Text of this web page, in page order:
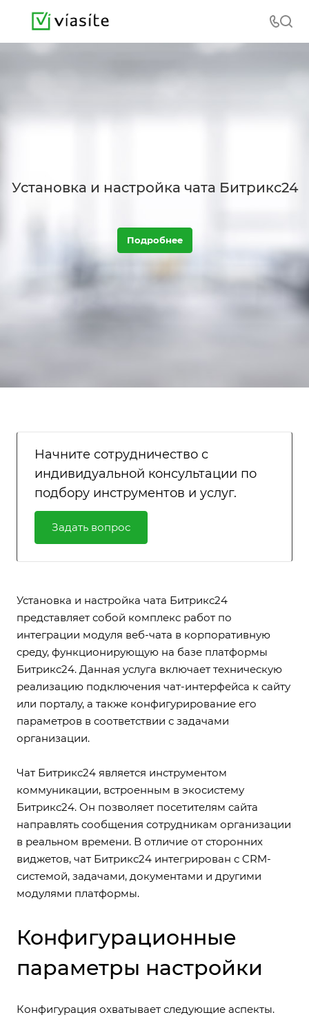
Установка и настройка чата Битрикс24
Подробнее
Начните сотрудничество с
индивидуальной консультации по
подбору инструментов и услуг.
Задать вопрос
Установка и настройка чата Битрикс24
представляет собой комплекс работ по
интеграции модуля веб-чата в корпоративную
среду, функционирующую на базе платформы
Битрикс24. Данная услуга включает техническую
реализацию подключения чат-интерфейса к сайту
или порталу, а также конфигурирование его
параметров в соответствии с задачами
организации.
Чат Битрикс24 является инструментом
коммуникации, встроенным в экосистему
Битрикс24. Он позволяет посетителям сайта
направлять сообщения сотрудникам организации
в реальном времени. В отличие от сторонних
виджетов, чат Битрикс24 интегрирован с CRM-
системой, задачами, документами и другими
модулями платформы.
Конфигурационные
параметры настройки
Конфигурация охватывает следующие аспекты.